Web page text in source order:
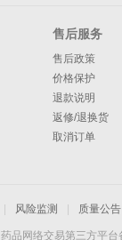
售后服务
售后政策
价格保护
退款说明
返修/退换货
取消订单
风险监测 质量公告
药品网络交易第三方平台